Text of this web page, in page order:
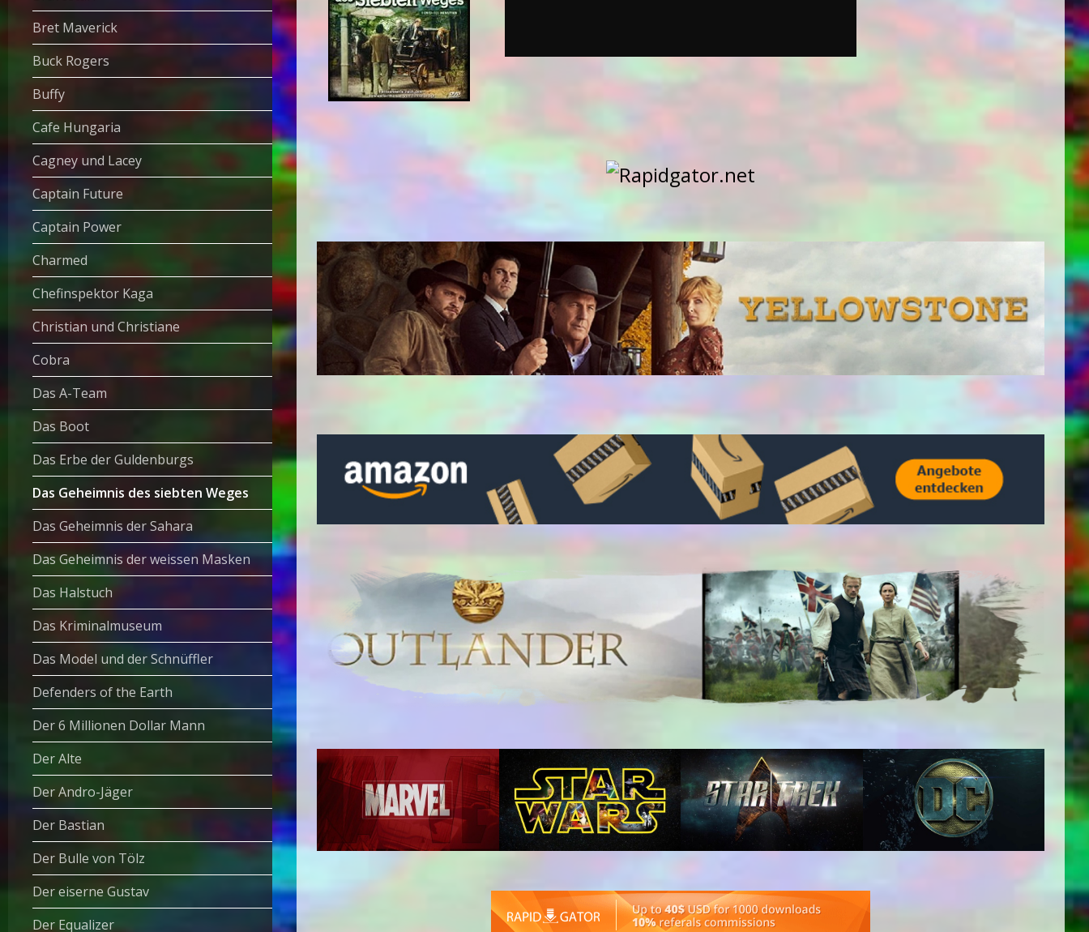
Bret Maverick
Buck Rogers
Buffy
Cafe Hungaria
Cagney und Lacey
Captain Future
Captain Power
Charmed
Chefinspektor Kaga
Christian und Christiane
Cobra
Das A-Team
Das Boot
Das Erbe der Guldenburgs
Das Geheimnis des siebten Weges
Das Geheimnis der Sahara
Das Geheimnis der weissen Masken
Das Halstuch
Das Kriminalmuseum
Das Model und der Schnüffler
Defenders of the Earth
Der 6 Millionen Dollar Mann
Der Alte
Der Andro-Jäger
Der Bastian
Der Bulle von Tölz
Der eiserne Gustav
Der Equalizer